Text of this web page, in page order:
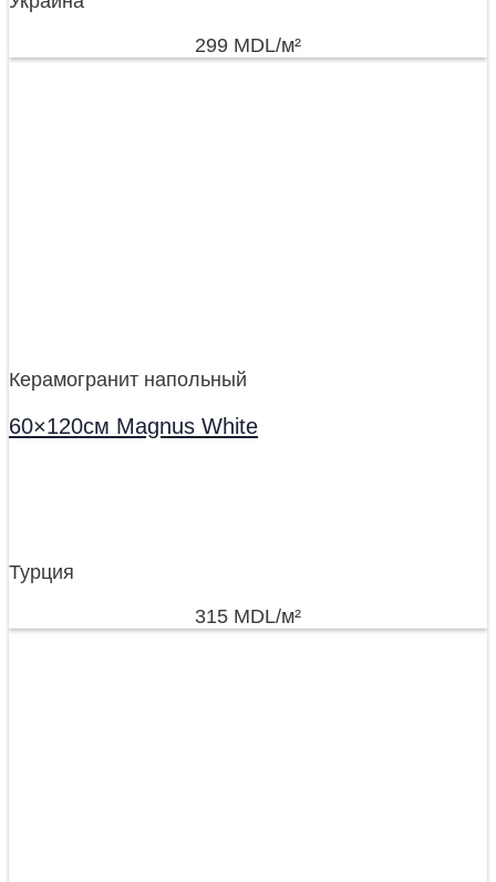
299 MDL/м²
Керамогранит напольный
60×120см Magnus White
Турция
315 MDL/м²